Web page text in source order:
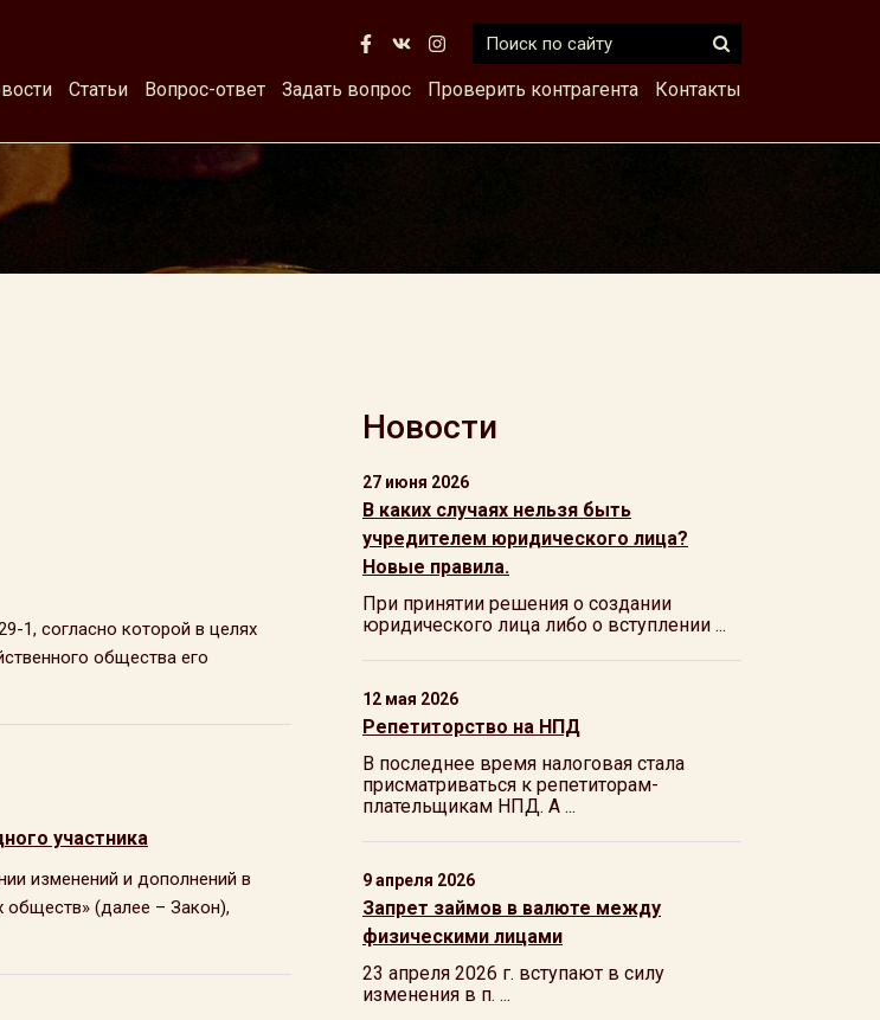
Статьи Вопрос-ответ Задать вопрос Проверить контрагента Контакты
1, согласно которой в целях
общества его
участника
изменений и дополнений в
обществ» (далее – Закон),
Новости
27 июня 2026
В каких случаях нельзя быть
учредителем юридического лица?
Новые правила.
При принятии решения о создании
юридического лица либо о вступлении ...
12 мая 2026
Репетиторство на НПД
В последнее время налоговая стала
присматриваться к репетиторам-
плательщикам НПД. А ...
9 апреля 2026
Запрет займов в валюте между
физическими лицами
23 апреля 2026 г. вступают в силу
изменения в п. ...